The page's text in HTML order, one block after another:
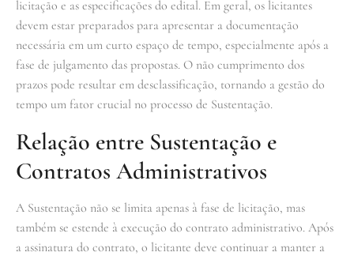
licitação e as especificações do edital. Em geral, os licitantes
devem estar preparados para apresentar a documentação
necessária em um curto espaço de tempo, especialmente após a
fase de julgamento das propostas. O não cumprimento dos
prazos pode resultar em desclassificação, tornando a gestão do
tempo um fator crucial no processo de Sustentação.
Relação entre Sustentação e
Contratos Administrativos
A Sustentação não se limita apenas à fase de licitação, mas
também se estende à execução do contrato administrativo. Após
a assinatura do contrato, o licitante deve continuar a manter a